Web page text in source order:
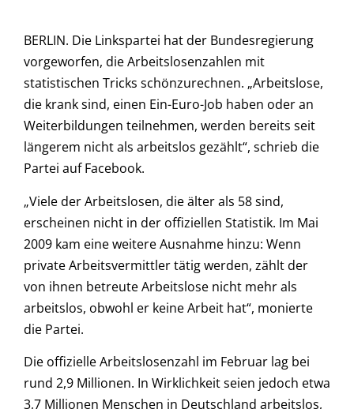
BERLIN. Die Linkspartei hat der Bundesregierung
vorgeworfen, die Arbeitslosenzahlen mit
statistischen Tricks schönzurechnen. „Arbeitslose,
die krank sind, einen Ein-Euro-Job haben oder an
Weiterbildungen teilnehmen, werden bereits seit
längerem nicht als arbeitslos gezählt“, schrieb die
Partei auf Facebook.
„Viele der Arbeitslosen, die älter als 58 sind,
erscheinen nicht in der offiziellen Statistik. Im Mai
2009 kam eine weitere Ausnahme hinzu: Wenn
private Arbeitsvermittler tätig werden, zählt der
von ihnen betreute Arbeitslose nicht mehr als
arbeitslos, obwohl er keine Arbeit hat“, monierte
die Partei.
Die offizielle Arbeitslosenzahl im Februar lag bei
rund 2,9 Millionen. In Wirklichkeit seien jedoch etwa
3,7 Millionen Menschen in Deutschland arbeitslos,